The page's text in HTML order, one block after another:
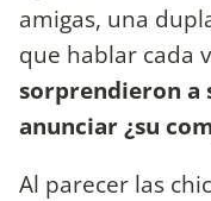
amigas, una
que hablar cada
sorprendieron a
anunciar ¿su
Al parecer las